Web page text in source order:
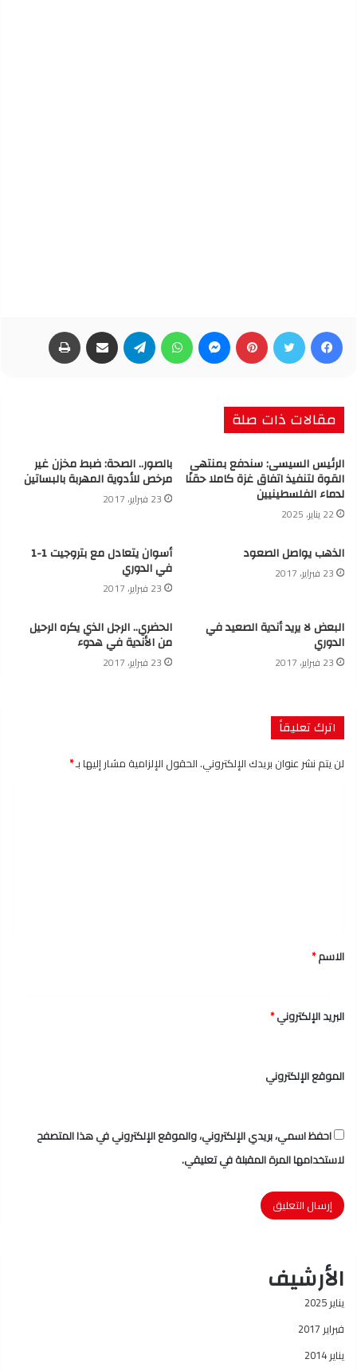
فيسبوك تويتر بينتيريست ماسنجر واتساب تيلقرام مشاركة عبر البريد
مقالات ذات صلة
الرئيس السيسى: سندفع بمنتهى
القوة لتنفيذ اتفاق غزة كاملا حقنًا
لدماء الفلسطينيين
22 يناير، 2025
بالصور.. الصحة: ضبط مخزن غير
مرخص للأدوية المهربة بالبساتين
23 فبراير، 2017
الذهب يواصل الصعود
23 فبراير، 2017
أسوان يتعادل مع بتروجيت 1-1
في الدوري
23 فبراير، 2017
البعض لا يريد أندية الصعيد في
الدوري
23 فبراير، 2017
الحضري.. الرجل الذي يكره الرحيل
من الأندية في هدوء
23 فبراير، 2017
اترك تعليقاً
لن يتم نشر عنوان بريدك الإلكتروني.الحقول الإلزامية مشار إليها بـ*
*
الاسم*
البريد الإلكتروني*
الموقع الإلكتروني
احفظ اسمي، بريدي الإلكتروني، والموقع الإلكتروني في هذا المتصفح
لاستخدامها المرة المقبلة في تعليقي.
الأرشيف
يناير 2025
فبراير 2017
يناير 2014